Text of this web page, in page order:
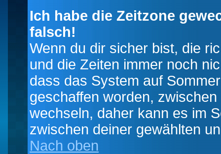
Ich habe die Zeitzone
falsch!
Wenn du dir sicher bist, die
und die Zeiten immer noch
dass das System auf
geschaffen worden,
wechseln, daher kann es im
zwischen deiner gewählten
Nach oben